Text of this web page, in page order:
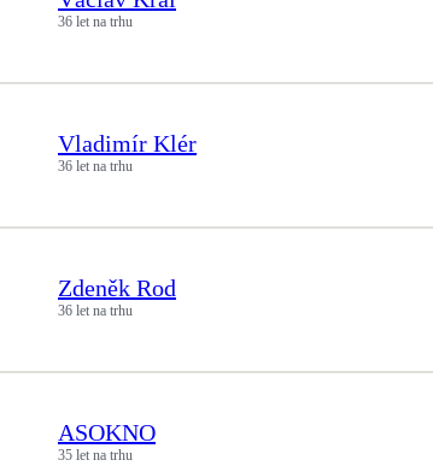
36 let na trhu
Vladimír Klér
36 let na trhu
Zdeněk Rod
36 let na trhu
ASOKNO
35 let na trhu